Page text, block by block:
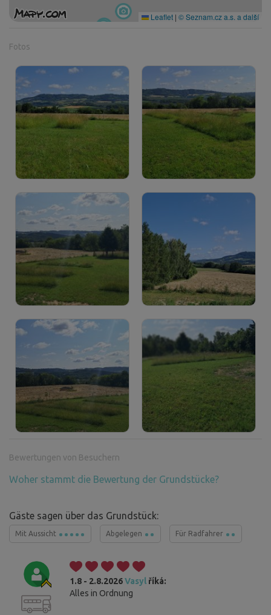
Leaflet | © Seznam.cz a.s. a další
Fotos
Bewertungen von Besuchern
Woher stammt die Bewertung der Grundstücke?
Gäste sagen über das Grundstück:
Mit Aussicht Abgelegen Für Radfahrer
1.8 - 2.8.2026Vasyl říká:
Alles in Ordnung